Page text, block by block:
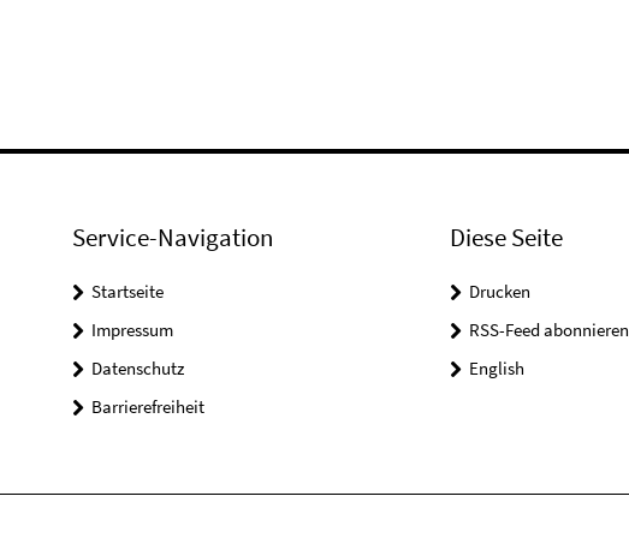
Service-Navigation
Startseite
Impressum
Datenschutz
Barrierefreiheit
Diese Seite
Drucken
RSS-Feed abonnieren
English